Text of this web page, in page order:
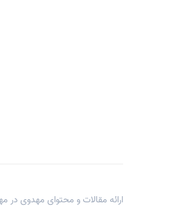
ارائه مقالات و محتوای مهدوی در